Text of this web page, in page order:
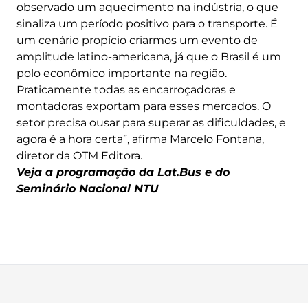
observado um aquecimento na indústria, o que
sinaliza um período positivo para o transporte. É
um cenário propício criarmos um evento de
amplitude latino-americana, já que o Brasil é um
polo econômico importante na região.
Praticamente todas as encarroçadoras e
montadoras exportam para esses mercados. O
setor precisa ousar para superar as dificuldades, e
agora é a hora certa”, afirma Marcelo Fontana,
diretor da OTM Editora.
Veja a programação da Lat.Bus e do
Seminário Nacional NTU